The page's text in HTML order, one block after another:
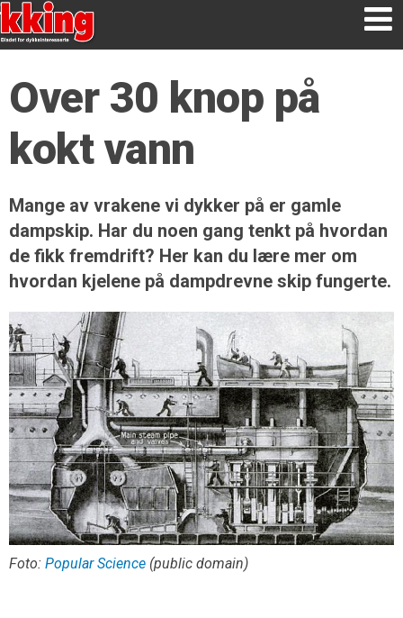
Over 30 knop på
kokt vann
Mange av vrakene vi dykker på er gamle
dampskip. Har du noen gang tenkt på hvordan
de fikk fremdrift? Her kan du lære mer om
hvordan kjelene på dampdrevne skip fungerte.
Foto: Popular Science (public domain)